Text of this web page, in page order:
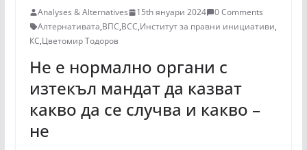
Analyses & Alternatives 15th януари 2024
0 Comments
Алтернативата,ВПС,ВСС,Институт за правни инициативи,
КС,Цветомир Тодоров
Не е нормално органи с
изтекъл мандат да казват
какво да се случва и какво –
не